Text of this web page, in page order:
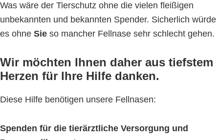
Was wäre der Tierschutz ohne die vielen fleißigen
unbekannten und bekannten Spender. Sicherlich würde
es ohne Sie so mancher Fellnase sehr schlecht gehen.
Wir möchten Ihnen daher aus tiefstem
Herzen für Ihre Hilfe danken.
Diese Hilfe benötigen unsere Fellnasen:
Spenden für die tierärztliche Versorgung und